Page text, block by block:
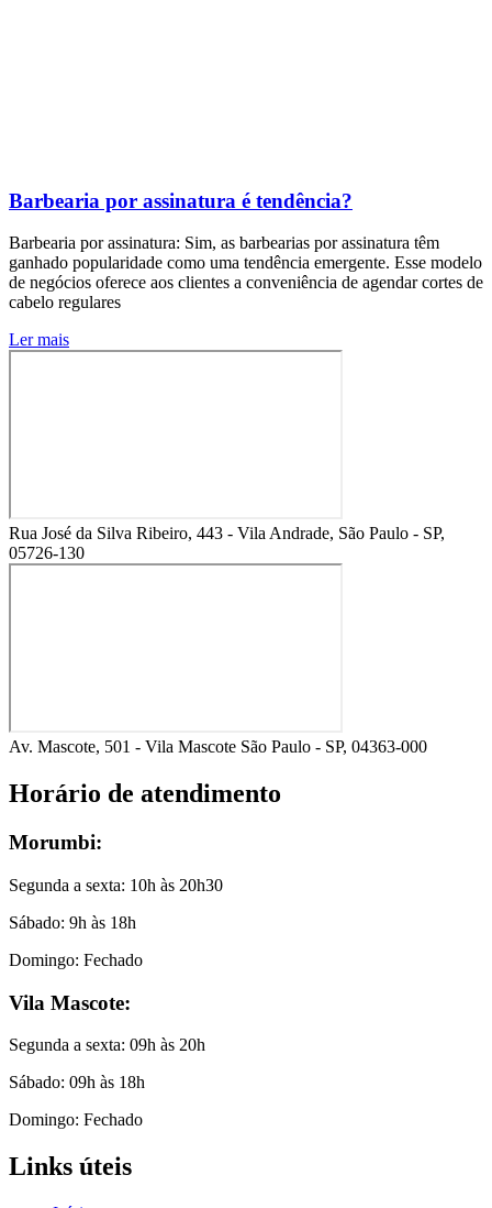
Barbearia por assinatura é tendência?
Barbearia por assinatura: Sim, as barbearias por assinatura têm
ganhado popularidade como uma tendência emergente. Esse modelo
de negócios oferece aos clientes a conveniência de agendar cortes de
cabelo regulares
Ler mais
Rua José da Silva Ribeiro, 443 - Vila Andrade, São Paulo - SP,
05726-130
Av. Mascote, 501 - Vila Mascote São Paulo - SP, 04363-000
Horário de atendimento
Morumbi:
Segunda a sexta: 10h às 20h30
Sábado: 9h às 18h
Domingo: Fechado
Vila Mascote:
Segunda a sexta: 09h às 20h
Sábado: 09h às 18h
Domingo: Fechado
Links úteis